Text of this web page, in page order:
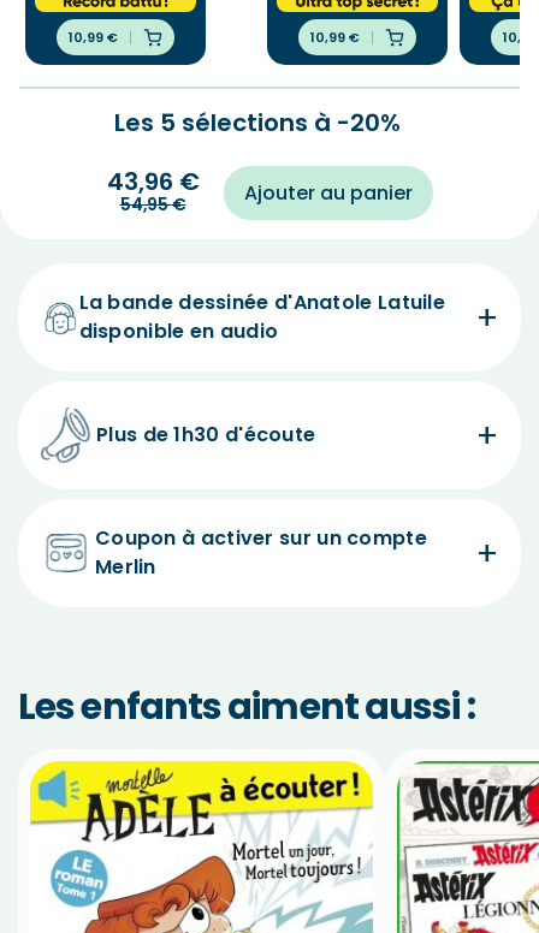
10,99€ 10,99€
Les 5 sélections à -20%
43,96 €
54,95€ Ajouter au panier
La bande dessinée d'Anatole Latuile
disponible en audio
Plus de 1h30 d'écoute
Coupon à activer sur un compte
Merlin
Les enfants aiment aussi :